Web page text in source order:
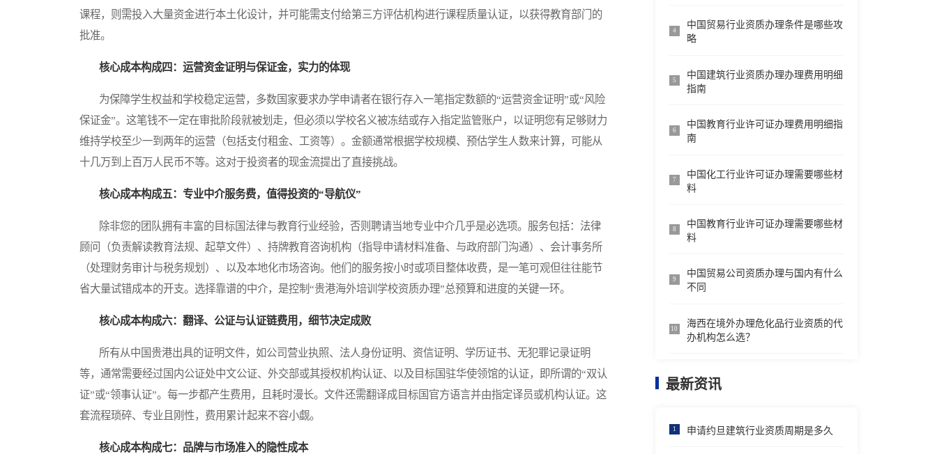
课程，则需投入大量资金进行本土化设计，并可能需支付给第三方评估机构进行课程质量认证，以获得教育部门的
批准。
核心成本构成四：运营资金证明与保证金，实力的体现
为保障学生权益和学校稳定运营，多数国家要求办学申请者在银行存入一笔指定数额的“运营资金证明”或“风险
保证金”。这笔钱不一定在审批阶段就被划走，但必须以学校名义被冻结或存入指定监管账户，以证明您有足够财力
维持学校至少一到两年的运营（包括支付租金、工资等）。金额通常根据学校规模、预估学生人数来计算，可能从
十几万到上百万人民币不等。这对于投资者的现金流提出了直接挑战。
核心成本构成五：专业中介服务费，值得投资的“导航仪”
除非您的团队拥有丰富的目标国法律与教育行业经验，否则聘请当地专业中介几乎是必选项。服务包括：法律
顾问（负责解读教育法规、起草文件）、持牌教育咨询机构（指导申请材料准备、与政府部门沟通）、会计事务所
（处理财务审计与税务规划）、以及本地化市场咨询。他们的服务按小时或项目整体收费，是一笔可观但往往能节
省大量试错成本的开支。选择靠谱的中介，是控制“贵港海外培训学校资质办理”总预算和进度的关键一环。
核心成本构成六：翻译、公证与认证链费用，细节决定成败
所有从中国贵港出具的证明文件，如公司营业执照、法人身份证明、资信证明、学历证书、无犯罪记录证明
等，通常需要经过国内公证处中文公证、外交部或其授权机构认证、以及目标国驻华使领馆的认证，即所谓的“双认
证”或“领事认证”。每一步都产生费用，且耗时漫长。文件还需翻译成目标国官方语言并由指定译员或机构认证。这
套流程琐碎、专业且刚性，费用累计起来不容小觑。
核心成本构成七：品牌与市场准入的隐性成本
4
中国贸易行业资质办理条件是哪些攻
略
5
中国建筑行业资质办理办理费用明细
指南
6
中国教育行业许可证办理费用明细指
南
7
中国化工行业许可证办理需要哪些材
料
8
中国教育行业许可证办理需要哪些材
料
9
中国贸易公司资质办理与国内有什么
不同
10
海西在境外办理危化品行业资质的代
办机构怎么选？
最新资讯
1 申请约旦建筑行业资质周期是多久